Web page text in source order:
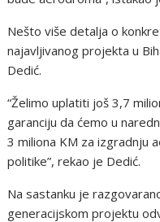
Nešto više detalja o
najavljivanog projekta u
Dedić.
“Želimo uplatiti još 3,7
garanciju da ćemo u
3 miliona KM za izgradnju
politike”, rekao je Dedić.
Na sastanku je
generacijskom projektu